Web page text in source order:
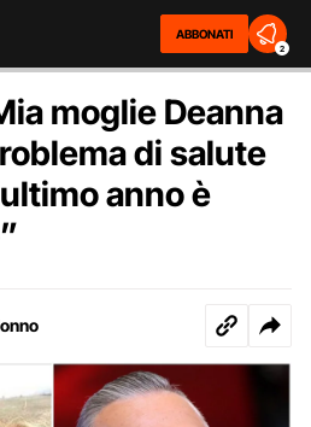
ABBONATI
2
moglie Deanna
di salute
anno è